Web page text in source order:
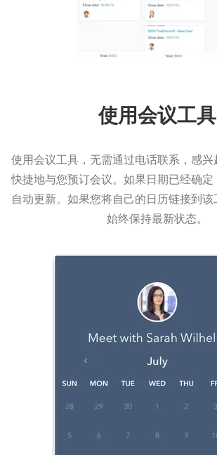
使用会议工具
使用会议工具，无需通过电话联系，感
快捷地与您预订会议。如果日期已经确
自动更新。如果您将自己的日历链接到
始终保持最新状态。